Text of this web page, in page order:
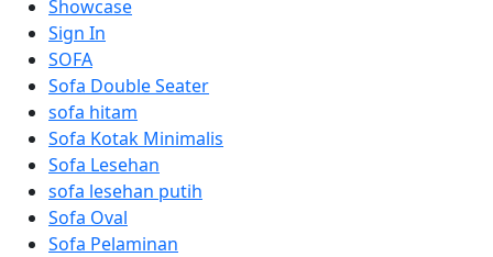
Showcase
Sign In
SOFA
Sofa Double Seater
sofa hitam
Sofa Kotak Minimalis
Sofa Lesehan
sofa lesehan putih
Sofa Oval
Sofa Pelaminan